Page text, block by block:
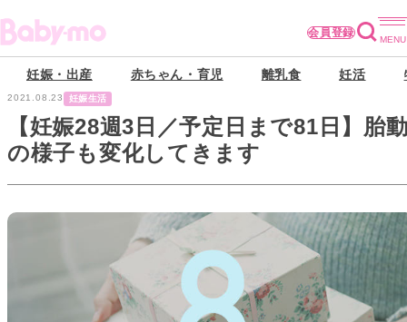
会員登録
妊娠・出産 赤ちゃん・育児 離乳食 妊活
2021.08.23 妊娠生活
【妊娠28週3日／予定日まで81日】胎
の様子も変化してきます